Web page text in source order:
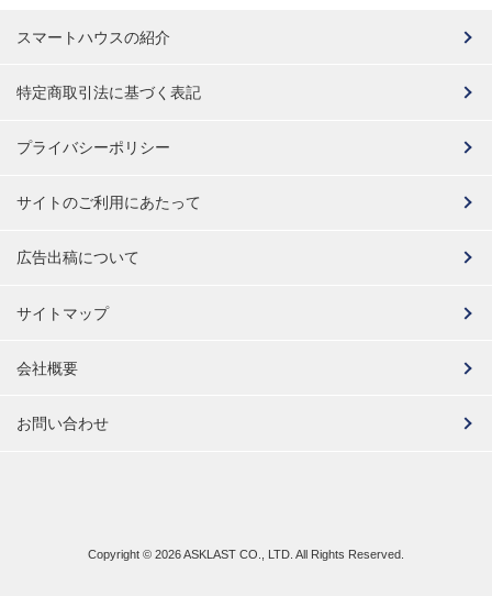
スマートハウスの紹介
特定商取引法に基づく表記
プライバシーポリシー
サイトのご利用にあたって
広告出稿について
サイトマップ
会社概要
お問い合わせ
Copyright © 2026 ASKLAST CO., LTD. All Rights Reserved.